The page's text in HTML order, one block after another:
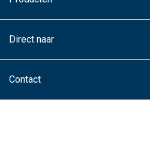
Direct naar
Contact